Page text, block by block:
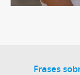
Frases